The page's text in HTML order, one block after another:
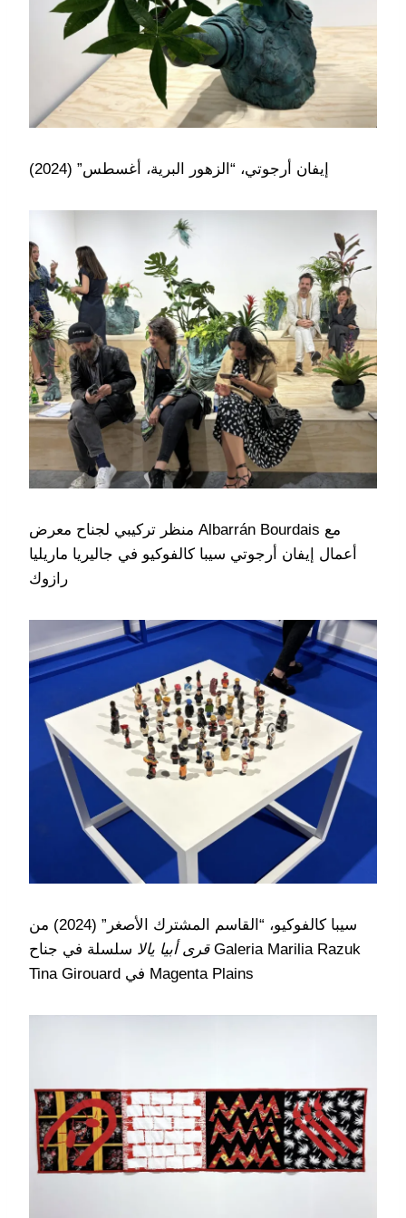
إيفان أرجوتي، “الزهور البرية، أغسطس” (2024)
منظر تركيبي لجناح معرض Albarrán Bourdais مع
أعمال إيفان أرجوتي سيبا كالفوكيو في جاليريا ماريليا
رازوك
سيبا كالفوكيو، “القاسم المشترك الأصغر” (2024) من
قرى أبيا يالا سلسلة في جناح Galeria Marilia Razuk
Tina Girouard في Magenta Plains